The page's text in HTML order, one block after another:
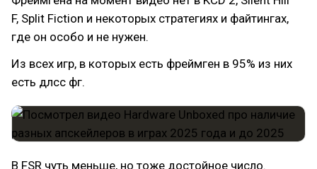
F, Split Fiction и некоторых стратегиях и файтингах,
где он особо и не нужен.
Из всех игр, в которых есть фреймген в 95% из них
есть длсс фг.
В FSR чуть меньше, но тоже достойное число.